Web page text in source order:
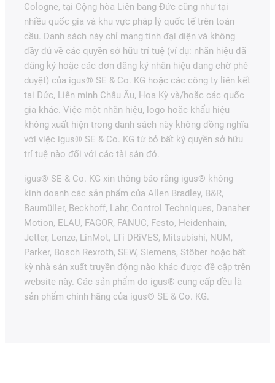
Cologne, tại Cộng hòa Liên bang Đức cũng như tại
nhiều quốc gia và khu vực pháp lý quốc tế trên toàn
cầu. Danh sách này chỉ mang tính đại diện và không
đầy đủ về các quyền sở hữu trí tuệ (ví dụ: nhãn hiệu đã
đăng ký hoặc các đơn đăng ký nhãn hiệu đang chờ phê
duyệt) của igus® SE & Co. KG hoặc các công ty liên kết
tại Đức, Liên minh Châu Âu, Hoa Kỳ và/hoặc các quốc
gia khác. Việc một nhãn hiệu, logo hoặc khẩu hiệu
không xuất hiện trong danh sách này không đồng nghĩa
với việc igus® SE & Co. KG từ bỏ bất kỳ quyền sở hữu
trí tuệ nào đối với các tài sản đó.
igus® SE & Co. KG xin thông báo rằng igus® không
kinh doanh các sản phẩm của Allen Bradley, B&R,
Baumüller, Beckhoff, Lahr, Control Techniques, Danaher
Motion, ELAU, FAGOR, FANUC, Festo, Heidenhain,
Jetter, Lenze, LinMot, LTi DRiVES, Mitsubishi, NUM,
Parker, Bosch Rexroth, SEW, Siemens, Stöber hoặc bất
kỳ nhà sản xuất truyền động nào khác được đề cập trên
website này. Các sản phẩm do igus® cung cấp đều là
sản phẩm chính hãng của igus® SE & Co. KG.